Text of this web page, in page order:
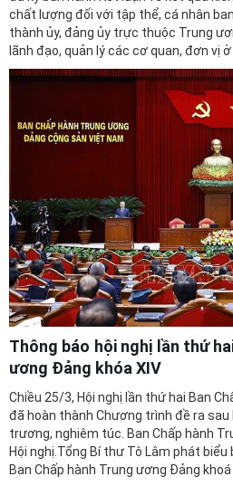
thành ủy, đảng ủy trực thuộc Trung
lãnh đạo, quản lý các cơ quan, đơn vị ở
Thông báo hội nghị lần thứ
ương Đảng khóa XIV
Chiều 25/3, Hội nghị lần thứ hai Ban
đã hoàn thành Chương trình đề ra sau
trương, nghiêm túc. Ban Chấp hành
Hội nghị.Tổng Bí thư Tô Lâm phát biểu
Ban Chấp hành Trung ương Đảng khoá